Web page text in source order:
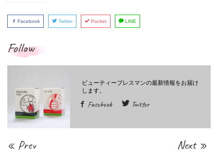
Facebook Twitter Pocket LINE
Follow
Facebook Twitter
« Prev Next »